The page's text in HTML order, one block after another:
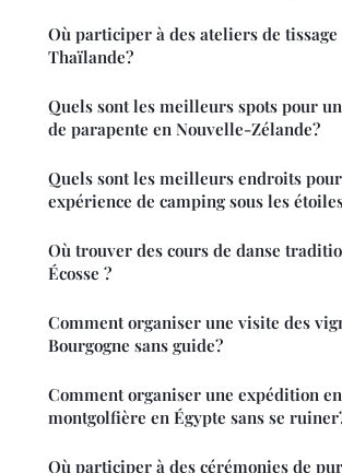
Où participer à des ateliers de tissage
Thaïlande?
Quels sont les meilleurs spots pour
de parapente en Nouvelle-Zélande?
Quels sont les meilleurs endroits
expérience de camping sous les
Où trouver des cours de danse
Écosse ?
Comment organiser une visite des
Bourgogne sans guide?
Comment organiser une expédition en
montgolfière en Égypte sans se
Où participer à des cérémonies de